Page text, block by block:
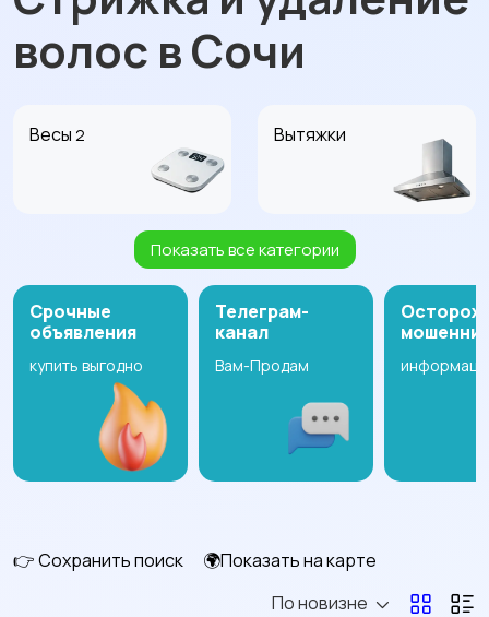
волос в Сочи
Весы 2 Вытяжки
Измельчение и
смешивание
Климатическая
техника
Кулеры и фильтры для
шкафы
Показать все категории
Срочные
объявления
купить выгодно
Телеграм-
канал
Вам-Продам
👉 Сохранить поиск
🌍Показать на карте
По новизне